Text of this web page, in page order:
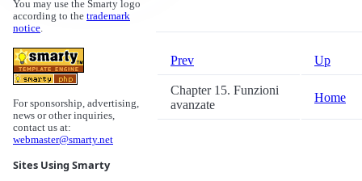
You may use the Smarty logo
according to the trademark
notice.
For sponsorship, advertising,
news or other inquiries,
contact us at:
webmaster@smarty.net
Sites Using Smarty
Prev Up
Chapter 15. Funzioni
avanzate
Home